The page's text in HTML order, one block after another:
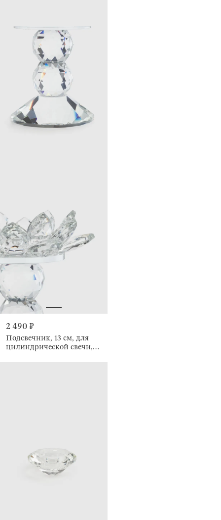
2 490 ₽
Подсвечник, 13 см, для
цилиндрической свечи,